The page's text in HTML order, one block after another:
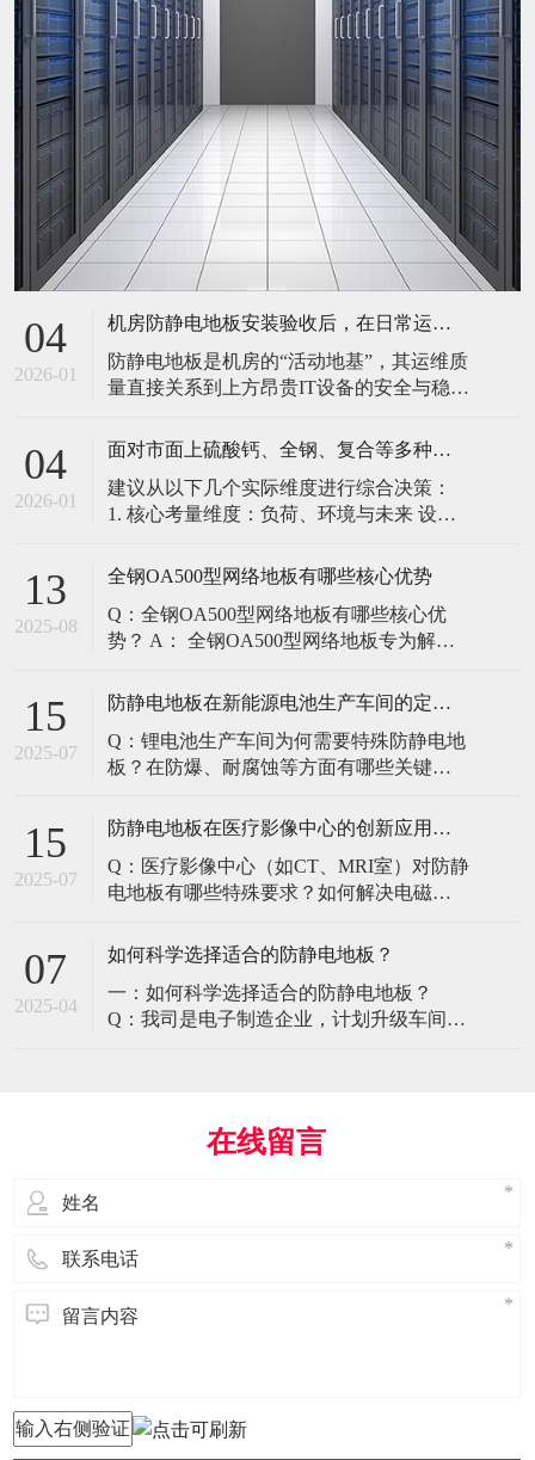
04
2026-01
机房防静电地板安装验收后，在日常运维中常常被忽视。请问，一套规范的、可操作的维护规程应包含哪些内容？有哪些“小问题”若不及时处理，会演变成“大故障”？
防静电地板是机房的“活动地基”，其运维质
量直接关系到上方昂贵IT设备的安全与稳
修，是保障其长期可靠的关键。 1. 建立分
由值班工程师执行）： 观： 巡检时观察地
面有无明显的水渍、油污或其它液体泼
04
2026-01
面对市面上硫酸钙、全钢、复合等多种类型的机房防静电地板，我们该如何科学选型？除了预算，更应该从哪些实际维度进行考量，以避免“过度配置”或“配置不足”？
建议从以下几个实际维度进行综合决策：
1. 核心考量维度：负荷、环境与未来 设备
您必须计算机房规划区域内最重设备的单
点载荷（通常指服务器机柜的支脚压
力）。 轻型机房（标准服务器/网络柜）：
单点载荷通常在1960N，主流的优质复合地
13
2025-08
全钢OA500型网络地板有哪些核心优势
Q：全钢OA500型网络地板有哪些核心优
势？ A： 全钢OA500型网络地板专为解决
以下核心优势： 高强度结构：采用优质冷
轧钢板拉伸焊接成型，表面磷化后静电喷
塑，防锈耐磨，承重性能优异。 便捷布
线：配套活动线槽板设计，可轻松掀起盖
15
2025-07
防静电地板在新能源电池生产车间的定制化解决方案
Q：锂电池生产车间为何需要特殊防静电地
板？在防爆、耐腐蚀等方面有哪些关键技
环境并存的特殊场景，需要全方位防护方
境要求 • 防爆等级：Ex IIB T4（ATEX认
证） • 静电泄放速度：<0.
15
2025-07
防静电地板在医疗影像中心的创新应用方案
Q：医疗影像中心（如CT、MRI室）对防静
电地板有哪些特殊要求？如何解决电磁干
环境特殊性对防静电地板提出了前所未有
疗影像环境的特殊需求 电磁兼容性要求 •
MRI室需完全无磁：磁化率<0.001（
07
2025-04
如何科学选择适合的防静电地板？
一：如何科学选择适合的防静电地板？
Q：我司是电子制造企业，计划升级车间地
用场景、技术指标及长期维护成本综合考
量。作为深耕行业多年的广东立品地板科
在线留言